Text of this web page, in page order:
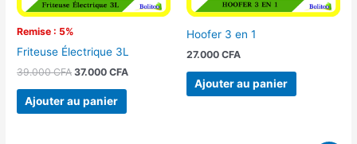
Remise : 5%
Friteuse Électrique 3L
39.000CFA 37.000CFA
Ajouter au panier
Hoofer 3 en 1
27.000 CFA
Ajouter au panier